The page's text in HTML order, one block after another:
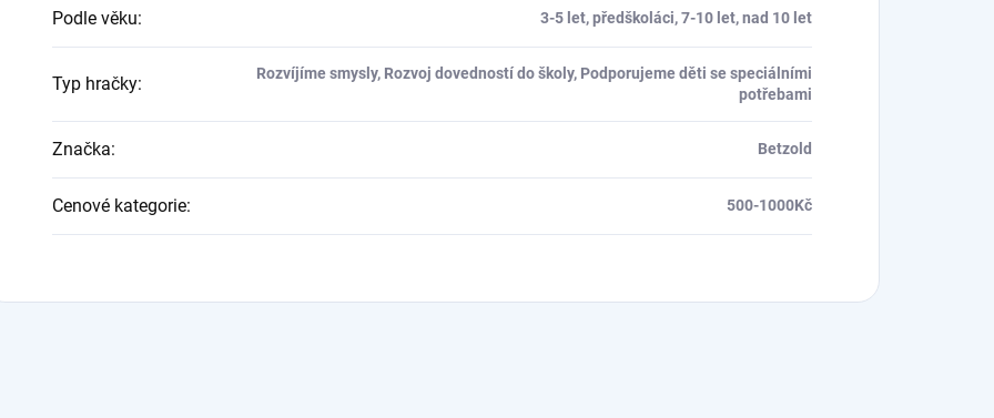
Podle věku: 3-5 let, předškoláci, 7-10 let, nad 10 let
Typ hračky:
Rozvíjíme smysly, Rozvoj dovedností do školy, Podporujeme děti se speciálními
potřebami
Značka: Betzold
Cenové kategorie: 500-1000Kč